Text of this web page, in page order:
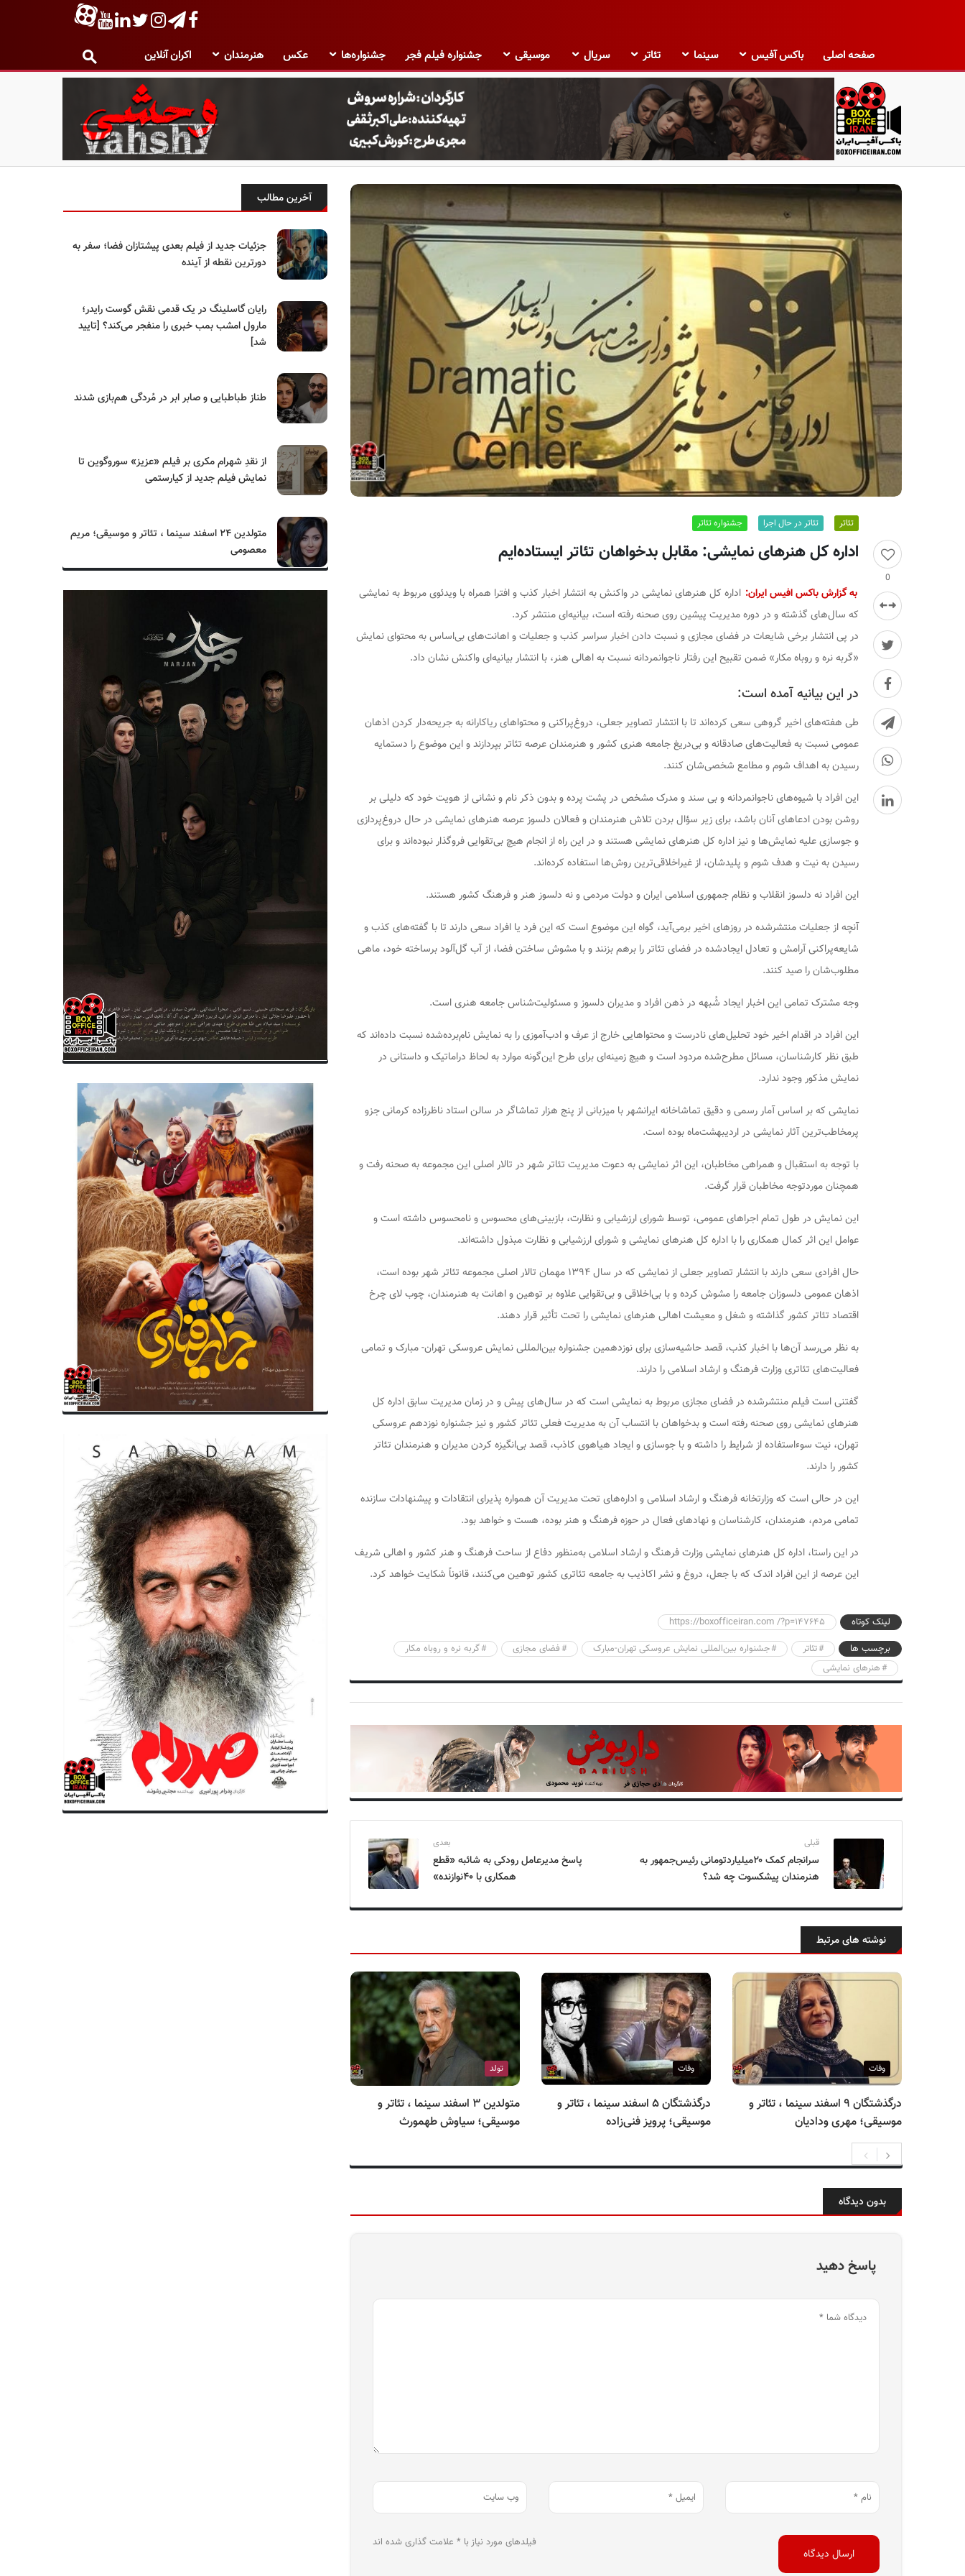
صفحه اصلی باکس آفیس سینما تئاتر سریال موسیقی جشنواره فیلم فجر جشنواره‌ها عکس هنرمندان اکران آنلاین
ب
ک
س
آ
س
ی
ر
ن
0
تئاتر تئاتر در حال اجرا جشنواره تئاتر
اداره کل هنرهای نمایشی: مقابل بدخواهان تئاتر ایستاده‌ایم
به گزارش باکس افیس ایران: اداره کل هنرهای نمایشی در واکنش به انتشار اخبار کذب و افترا همراه با ویدئوی مربوط به نمایشی
که سال‌های گذشته و در دوره مدیریت پیشین روی صحنه رفته است، بیانیه‌ای منتشر کرد.
در پی انتشار برخی شایعات در فضای مجازی و نسبت دادن اخبار سراسر کذب و جعلیات و اهانت‌های بی‌اساس به محتوای نمایش
«گربه نره و روباه مکار» ضمن تقبیح این رفتار ناجوانمردانه نسبت به اهالی هنر، با انتشار بیانیه‌ای واکنش نشان داد.
در این بیانیه آمده است:
طی هفته‌های اخیر گروهی سعی کرده‌اند تا با انتشار تصاویر جعلی، دروغ‌پراکنی و محتواهای ریاکارانه به جریحه‌دار کردن اذهان
عمومی نسبت به فعالیت‌های صادقانه و بی‌دریغ جامعه هنری کشور و هنرمندان عرصه تئاتر بپردازند و این موضوع را دستمایه
رسیدن به اهداف شوم و مطامع شخصی‌شان کنند.
این افراد با شیوه‌های ناجوانمردانه و بی سند و مدرک مشخص در پشت پرده و بدون ذکر نام و نشانی از هویت خود که دلیلی بر
روشن بودن ادعاهای آنان باشد، برای زیر سؤال بردن تلاش هنرمندان و فعالان دلسوز عرصه هنرهای نمایشی در حال دروغ‌پردازی
و جوسازی علیه نمایش‌ها و نیز اداره کل هنرهای نمایشی هستند و در این راه از انجام هیچ بی‌تقوایی فروگذار نبوده‌اند و برای
رسیدن به نیت و هدف شوم و پلیدشان، از غیراخلاقی‌ترین روش‌ها استفاده کرده‌اند.
این افراد نه دلسوز انقلاب و نظام جمهوری اسلامی ایران و دولت مردمی و نه دلسوز هنر و فرهنگ کشور هستند.
آنچه از جعلیات منتشرشده در روزهای اخیر برمی‌آید، گواه این موضوع است که این فرد یا افراد سعی دارند تا با گفته‌های کذب و
شایعه‌پراکنی آرامش و تعادل ایجادشده در فضای تئاتر را برهم بزنند و با مشوش ساختن فضا، از آب گل‌آلود برساخته خود، ماهی
مطلوب‌شان را صید کنند.
وجه مشترک تمامی این اخبار ایجاد شُبهه در ذهن افراد و مدیران دلسوز و مسئولیت‌شناس جامعه هنری است.
این افراد در اقدام اخیر خود تحلیل‌های نادرست و محتواهایی خارج از عرف و ادب‌آموزی را به نمایش نام‌برده‌شده نسبت داده‌اند که
طبق نظر کارشناسان، مسائل مطرح‌شده مردود است و هیچ زمینه‌ای برای طرح این‌گونه موارد به لحاظ دراماتیک و داستانی در
نمایش مذکور وجود ندارد.
نمایشی که بر اساس آمار رسمی و دقیق تماشاخانه ایرانشهر با میزبانی از پنج هزار تماشاگر در سالن استاد ناظرزاده کرمانی جزو
پرمخاطب‌ترین آثار نمایشی در اردیبهشت‌ماه بوده است.
با توجه به استقبال و همراهی مخاطبان، این اثر نمایشی به دعوت مدیریت تئاتر شهر در تالار اصلی این مجموعه به صحنه رفت و
همچنان موردتوجه مخاطبان قرار گرفت.
این نمایش در طول تمام اجراهای عمومی، توسط شورای ارزشیابی و نظارت، بازبینی‌های محسوس و نامحسوس داشته است و
عوامل این اثر کمال همکاری را با اداره کل هنرهای نمایشی و شورای ارزشیابی و نظارت مبذول داشته‌اند.
حال افرادی سعی دارند با انتشار تصاویر جعلی از نمایشی که در سال ۱۳۹۴ مهمان تالار اصلی مجموعه تئاتر شهر بوده است،
اذهان عمومی دلسوزان جامعه را مشوش کرده و با بی‌اخلاقی و بی‌تقوایی علاوه بر توهین و اهانت به هنرمندان، چوب لای چرخ
اقتصاد تئاتر کشور گذاشته و شغل و معیشت اهالی هنرهای نمایشی را تحت تأثیر قرار دهند.
به نظر می‌رسد آن‌ها با اخبار کذب، قصد حاشیه‌سازی برای نوزدهمین جشنواره بین‌المللی نمایش عروسکی تهران- مبارک و تمامی
فعالیت‌های تئاتری وزارت فرهنگ و ارشاد اسلامی را دارند.
گفتنی است فیلم منتشرشده در فضای مجازی مربوط به نمایشی است که در سال‌های پیش و در زمان مدیریت سابق اداره کل
هنرهای نمایشی روی صحنه رفته است و بدخواهان با انتساب آن به مدیریت فعلی تئاتر کشور و نیز جشنواره نوزدهم عروسکی
تهران، نیت سوءاستفاده از شرایط را داشته و با جوسازی و ایجاد هیاهوی کاذب، قصد بی‌انگیزه کردن مدیران و هنرمندان تئاتر
کشور را دارند.
این در حالی است که وزارتخانه فرهنگ و ارشاد اسلامی و اداره‌های تحت مدیریت آن همواره پذیرای انتقادات و پیشنهادات سازنده
تمامی مردم، هنرمندان، کارشناسان و نهادهای فعال در حوزه فرهنگ و هنر بوده، هست و خواهد بود.
در این راستا، اداره کل هنرهای نمایشی وزارت فرهنگ و ارشاد اسلامی به‌منظور دفاع از ساحت فرهنگ و هنر کشور و اهالی شریف
این عرصه از این افراد اندک که با جعل، دروغ و نشر اکاذیب به جامعه تئاتری کشور توهین می‌کنند، قانوناً شکایت خواهد کرد.
لینک کوتاه
https://boxofficeiran.com /?p=147645
برچسب ها
تئاتر جشنواره بین‌المللی نمایش عروسکی تهران-مبارک فضای مجازی
گربه نره و روباه مکار
هنرهای نمایشی
قبلی
سرانجام کمک ۲۰میلیاردتومانی رئیس‌جمهور به
هنرمندان پیشکسوت چه شد؟
بعدی
پاسخ مدیرعامل رودکی به شائبه «قطع
همکاری با ۴۰نوازنده»
نوشته های مرتبط
وفات
درگذشتگان ۹ اسفند سینما ، تئاتر و
موسیقی؛ مهری ودادیان
وفات
درگذشتگان ۵ اسفند سینما ، تئاتر و
موسیقی؛ پرویز فنی‌زاده
تولد
متولدین ۳ اسفند سینما ، تئاتر و
موسیقی؛ سیاوش طهمورث
بدون دیدگاه
پاسخ دهید
فیلدهای مورد نیاز با * علامت گذاری شده اند
آخرین مطالب
جزئیات جدید از فیلم بعدی پیشتازان فضا؛ سفر به
دورترین نقطه از آینده
رایان گاسلینگ در یک قدمی نقش گوست رایدر؛
مارول امشب بمب خبری را منفجر می‌کند؟ [تایید
شد]
طناز طباطبایی و صابر ابر در مُردگی هم‌بازی شدند
از نقدِ شهرام مکری بر فیلم «عزیز» سوروگوین تا
نمایش فیلم جدید از کیارستمی
متولدین ۲۴ اسفند سینما ، تئاتر و موسیقی؛ مریم
معصومی